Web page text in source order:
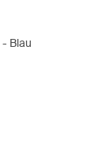
Blau